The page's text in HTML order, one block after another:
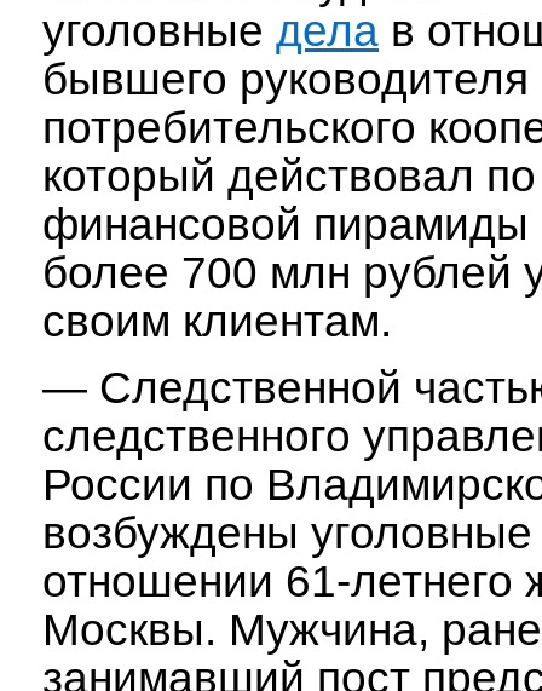
уголовные дела в
бывшего руководителя
потребительского
который действовал
финансовой пирамиды
более 700 млн рублей
своим клиентам.
— Следственной
следственного
России по
возбуждены
отношении 61-летнего
Москвы. Мужчина,
занимавший пост